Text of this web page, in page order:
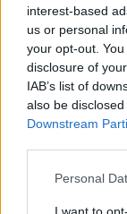
interest-based
us or personal
your opt-out.
disclosure of
IAB’s list of
also be
Downstream
Personal
Foruden
også til at
vinhotel.